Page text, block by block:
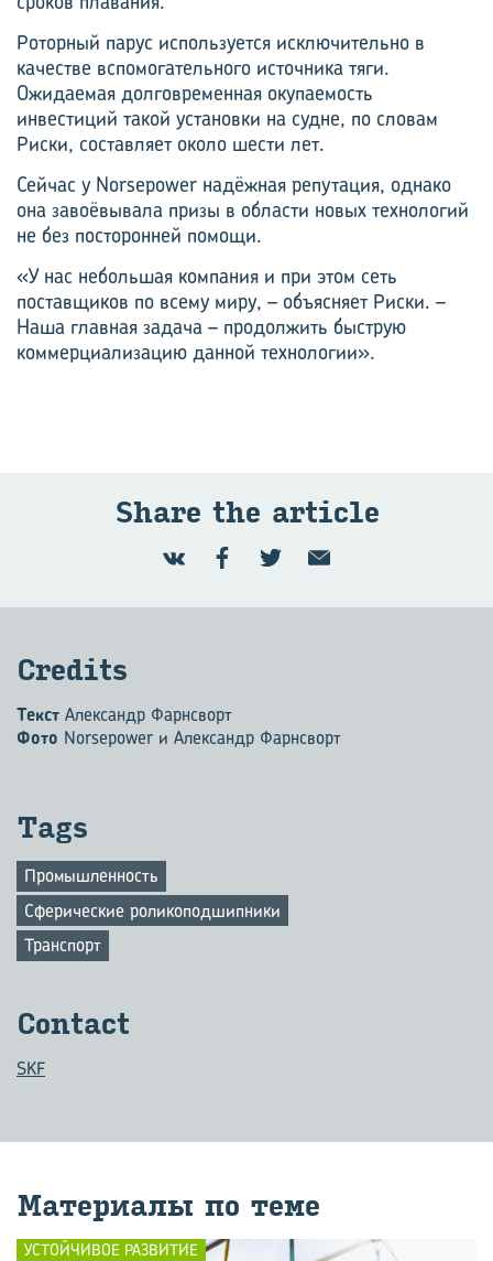
Роторный парус используется исключительно в
качестве вспомогательного источника тяги.
Ожидаемая долговременная окупаемость
инвестиций такой установки на судне, по словам
Риски, составляет около шести лет.
Сейчас у Norsepower надёжная репутация, однако
она завоёвывала призы в области новых технологий
не без посторонней помощи.
«У нас небольшая компания и при этом сеть
поставщиков по всему миру, – объясняет Риски. –
Наша главная задача – продолжить быструю
коммерциализацию данной технологии».
Share the article
Credits
Текст Александр Фарнсворт
Фото Norsepower и Александр Фарнсворт
Tags
Промышленность
Сферические роликоподшипники
Транспорт
Contact
SKF
Ма­те­ри­а­лы по теме
УСТОЙЧИВОЕ РАЗВИТИЕ